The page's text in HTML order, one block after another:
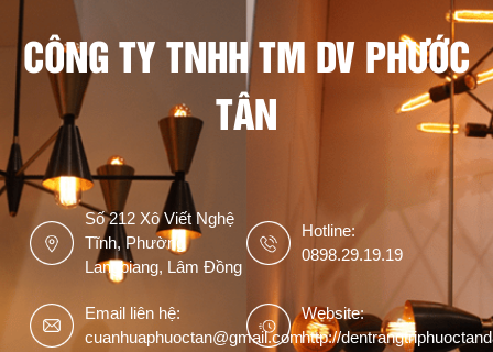
CÔNG TY TNHH TM DV PHƯỚC
TÂN
Số 212 Xô Viết Nghệ
Tĩnh, Phường
Langbiang, Lâm Đồng
Hotline:
0898.29.19.19
Email liên hệ:
cuanhuaphuoctan@gmail.com
Website:
http://